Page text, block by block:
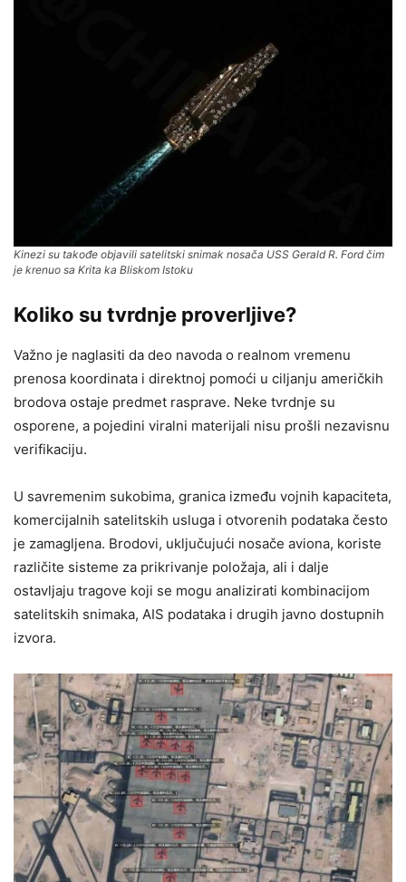
Kinezi su takođe objavili satelitski snimak nosača USS Gerald R. Ford čim
je krenuo sa Krita ka Bliskom Istoku
Koliko su tvrdnje proverljive?
Važno je naglasiti da deo navoda o realnom vremenu
prenosa koordinata i direktnoj pomoći u ciljanju američkih
brodova ostaje predmet rasprave. Neke tvrdnje su
osporene, a pojedini viralni materijali nisu prošli nezavisnu
verifikaciju.
U savremenim sukobima, granica između vojnih kapaciteta,
komercijalnih satelitskih usluga i otvorenih podataka često
je zamagljena. Brodovi, uključujući nosače aviona, koriste
različite sisteme za prikrivanje položaja, ali i dalje
ostavljaju tragove koji se mogu analizirati kombinacijom
satelitskih snimaka, AIS podataka i drugih javno dostupnih
izvora.